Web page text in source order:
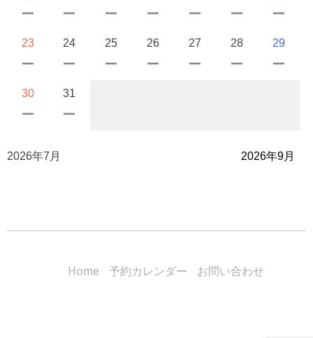
23 24 25 26 27 28 29
30 31
2026年7月 2026年9月
Home 予約カレンダー お問い合わせ